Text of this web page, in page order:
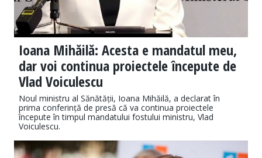
Ioana Mihăilă: Acesta e mandatul meu,
dar voi continua proiectele începute de
Vlad Voiculescu
Noul ministru al Sănătății, Ioana Mihăilă, a declarat în
prima conferință de presă că va continua proiectele
începute în timpul mandatului fostului ministru, Vlad
Voiculescu.